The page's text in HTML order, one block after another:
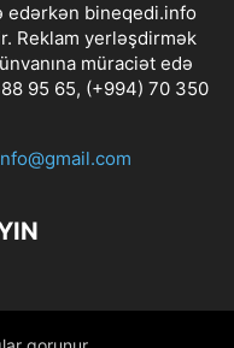
edərkən bineqedi.info
Reklam yerləşdirmək
müraciət edə
95 65, (+994) 70 350